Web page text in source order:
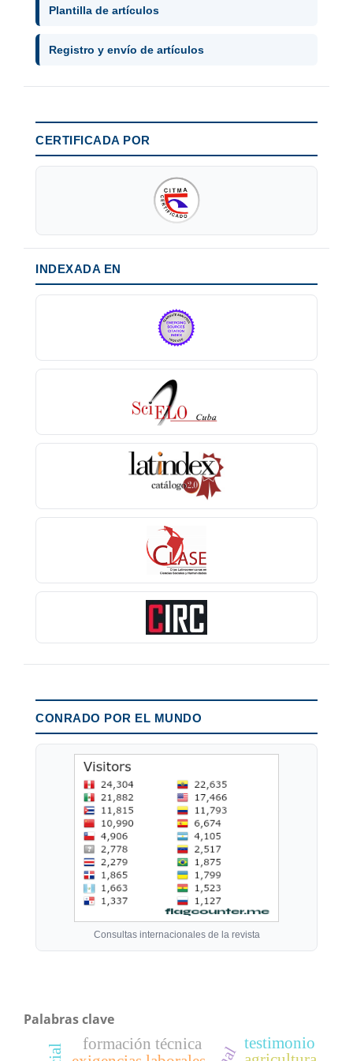
Plantilla de artículos
Registro y envío de artículos
CERTIFICADA POR
INDEXADA EN
CONRADO POR EL MUNDO
Consultas internacionales de la revista
Palabras clave
formación técnica testimonio